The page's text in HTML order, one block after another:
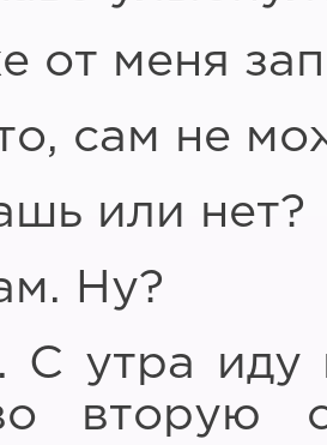
от меня
сам не
или нет?
Ну?
С утра иду
вторую